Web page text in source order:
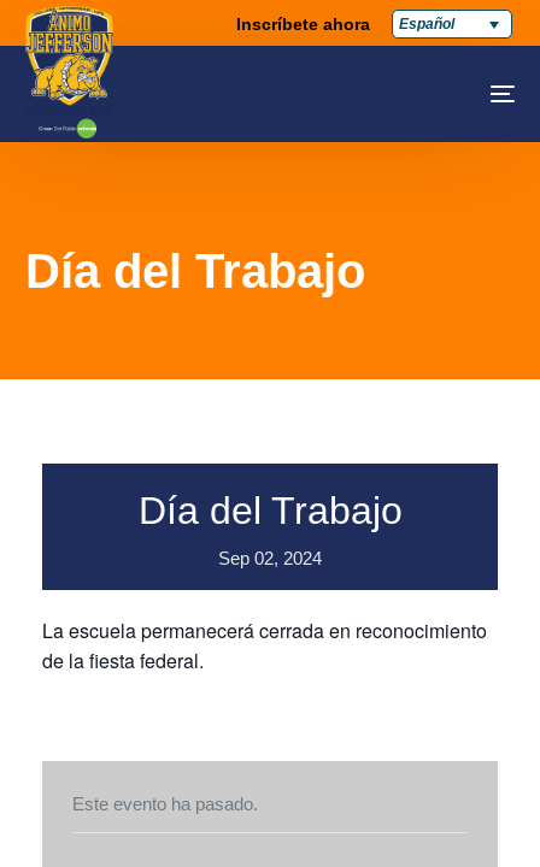
Inscríbete ahora Español
Día del Trabajo
Día del Trabajo
Sep 02, 2024
La escuela permanecerá cerrada en reconocimiento
de la fiesta federal.
Este evento ha pasado.